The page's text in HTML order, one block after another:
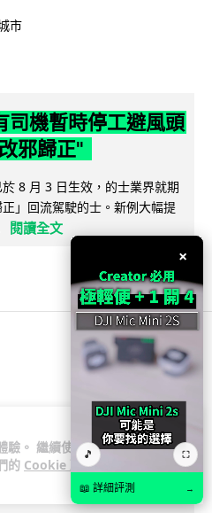
驗。 繼續使用
的 Cookie 政
市
司機暫時停工避風頭
邪歸正"
8 月 3 日生效，的士業界就期
」回流駕駛的士。新例大幅提
閱讀全文
AI 模型 業界質疑安
×
🎵 ⛶
📖 詳細評測 →